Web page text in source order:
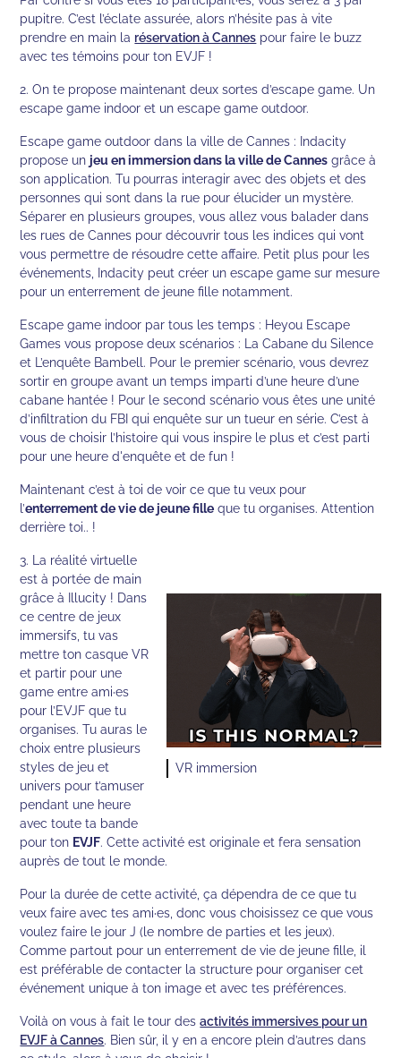
pupitre. C’est l’éclate assurée, alors n’hésite pas à vite
prendre en main la réservation à Cannes pour faire le buzz
avec tes témoins pour ton EVJF !
2. On te propose maintenant deux sortes d’escape game. Un
escape game indoor et un escape game outdoor.
Escape game outdoor dans la ville de Cannes : Indacity
propose un jeu en immersion dans la ville de Cannes grâce à
son application. Tu pourras interagir avec des objets et des
personnes qui sont dans la rue pour élucider un mystère.
Séparer en plusieurs groupes, vous allez vous balader dans
les rues de Cannes pour découvrir tous les indices qui vont
vous permettre de résoudre cette affaire. Petit plus pour les
événements, Indacity peut créer un escape game sur mesure
pour un enterrement de jeune fille notamment.
Escape game indoor par tous les temps : Heyou Escape
Games vous propose deux scénarios : La Cabane du Silence
et L’enquête Bambell. Pour le premier scénario, vous devrez
sortir en groupe avant un temps imparti d’une heure d’une
cabane hantée ! Pour le second scénario vous êtes une unité
d’infiltration du FBI qui enquête sur un tueur en série. C’est à
vous de choisir l’histoire qui vous inspire le plus et c’est parti
pour une heure d'enquête et de fun !
Maintenant c’est à toi de voir ce que tu veux pour
l’enterrement de vie de jeune fille que tu organises. Attention
derrière toi.. !
VR immersion
3. La réalité virtuelle
est à portée de main
grâce à Illucity ! Dans
ce centre de jeux
immersifs, tu vas
mettre ton casque VR
et partir pour une
game entre ami·es
pour l’EVJF que tu
organises. Tu auras le
choix entre plusieurs
styles de jeu et
univers pour t’amuser
pendant une heure
avec toute ta bande
pour ton EVJF. Cette activité est originale et fera sensation
auprès de tout le monde.
Pour la durée de cette activité, ça dépendra de ce que tu
veux faire avec tes ami·es, donc vous choisissez ce que vous
voulez faire le jour J (le nombre de parties et les jeux).
Comme partout pour un enterrement de vie de jeune fille, il
est préférable de contacter la structure pour organiser cet
événement unique à ton image et avec tes préférences.
Voilà on vous à fait le tour desactivités immersives pour un
EVJF à Cannes. Bien sûr, il y en a encore plein d’autres dans